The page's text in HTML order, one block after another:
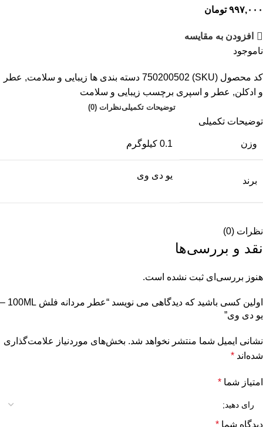
۹۹۷,۰۰۰ تومان
افزودن به مقایسه
ناموجود
کد محصول (SKU) 750200502 دسته بندی ها زیبایی و سلامت, عطر
و ادکلن, عطر و اسپری برچسب زیبایی و سلامت
توضیحات تکمیلینظرات (0)
توضیحات تکمیلی
وزن 0.1 کیلوگرم
برند
یو دی وی
نظرات (0)
نقد و بررسی‌ها
هنوز بررسی‌ای ثبت نشده است.
اولین کسی باشید که دیدگاهی می نویسد “عطر مردانه فلش 100ML –
یو دی وی”
نشانی ایمیل شما منتشر نخواهد شد. بخش‌های موردنیاز علامت‌گذاری
شده‌اند *
امتیاز شما *
دیدگاه شما *